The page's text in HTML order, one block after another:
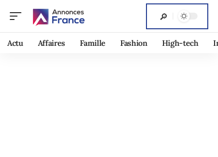
Actu Affaires Famille Fashion High-tech